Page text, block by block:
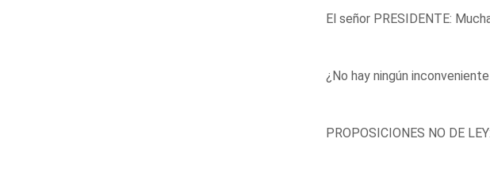
El señor PRESIDENTE:
¿No hay ningún
PROPOSICIONES NO DE LEY: